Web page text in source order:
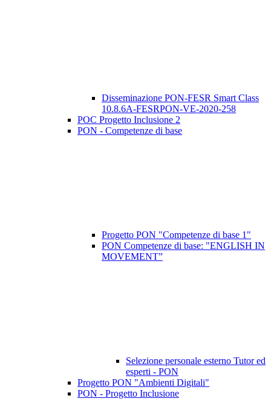
Disseminazione PON-FESR Smart Class
10.8.6A-FESRPON-VE-2020-258
POC Progetto Inclusione 2
PON - Competenze di base
Progetto PON "Competenze di base 1"
PON Competenze di base: "ENGLISH IN
MOVEMENT”
Selezione personale esterno Tutor ed
esperti - PON
Progetto PON "Ambienti Digitali"
PON - Progetto Inclusione